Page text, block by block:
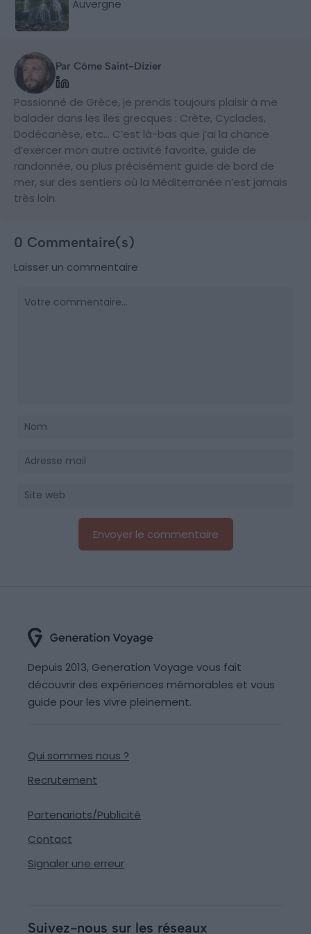
Auvergne
Par Côme Saint-Dizier
Passionné de Grèce, je prends toujours plaisir à me
balader dans les îles grecques : Crète, Cyclades,
Dodécanèse, etc… C’est là-bas que j’ai la chance
d’exercer mon autre activité favorite, guide de
randonnée, ou plus précisément guide de bord de
mer, sur des sentiers où la Méditerranée n’est jamais
très loin.
0 Commentaire(s)
Laisser un commentaire
Depuis 2013, Generation Voyage vous fait
découvrir des expériences mémorables et vous
guide pour les vivre pleinement.
Qui sommes nous ?
Recrutement
Partenariats/Publicité
Contact
Signaler une erreur
Suivez-nous sur les réseaux